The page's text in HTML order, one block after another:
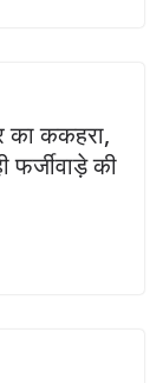
का ककहरा,
फर्जीवाड़े की